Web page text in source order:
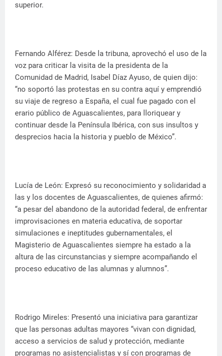
superior.
Fernando Alférez: Desde la tribuna, aprovechó el uso de la
voz para criticar la visita de la presidenta de la
Comunidad de Madrid, Isabel Díaz Ayuso, de quien dijo:
“no soportó las protestas en su contra aquí y emprendió
su viaje de regreso a España, el cual fue pagado con el
erario público de Aguascalientes, para lloriquear y
continuar desde la Península Ibérica, con sus insultos y
desprecios hacia la historia y pueblo de México”.
Lucía de León: Expresó su reconocimiento y solidaridad a
las y los docentes de Aguascalientes, de quienes afirmó:
“a pesar del abandono de la autoridad federal, de enfrentar
improvisaciones en materia educativa, de soportar
simulaciones e ineptitudes gubernamentales, el
Magisterio de Aguascalientes siempre ha estado a la
altura de las circunstancias y siempre acompañando el
proceso educativo de las alumnas y alumnos”.
Rodrigo Mireles: Presentó una iniciativa para garantizar
que las personas adultas mayores “vivan con dignidad,
acceso a servicios de salud y protección, mediante
programas no asistencialistas y sí con programas de